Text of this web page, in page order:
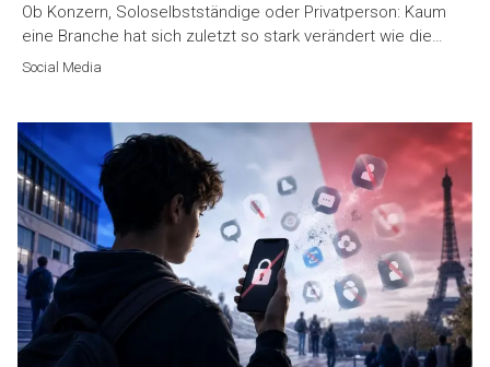
Ob Konzern, Soloselbstständige oder Privatperson: Kaum
eine Branche hat sich zuletzt so stark verändert wie die…
Social Media